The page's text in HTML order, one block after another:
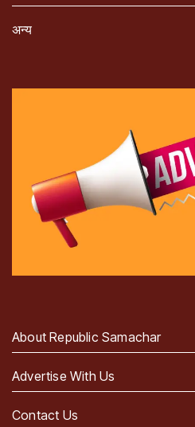
अन्य
About Republic Samachar
Advertise With Us
Contact Us